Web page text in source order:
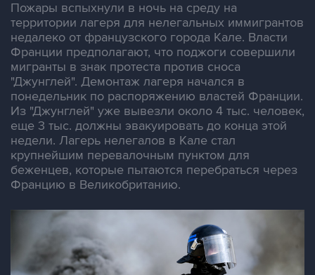
Пожары вспыхнули в ночь на среду на
территории лагеря для нелегальных иммигрантов
недалеко от французского города Кале. Власти
Франции предполагают, что поджоги совершили
мигранты в знак протеста против сноса
"Джунглей". Демонтаж лагеря начался в
понедельник по распоряжению властей Франции.
Из "Джунглей" уже вывезли около 4 тыс. человек,
еще 3 тыс. должны эвакуировать до конца этой
недели. Лагерь нелегалов в Кале стал
крупнейшим перевалочным пунктом для
беженцев, которые пытаются перебраться через
Францию в Великобританию.